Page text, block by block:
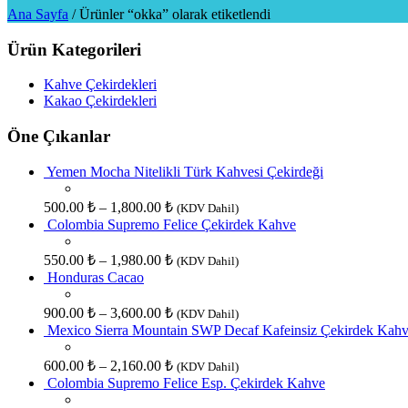
Ana Sayfa /Ürünler “okka” olarak etiketlendi
Ürün Kategorileri
Kahve Çekirdekleri
Kakao Çekirdekleri
Öne Çıkanlar
Yemen Mocha Nitelikli Türk Kahvesi Çekirdeği
500.00 ₺ – 1,800.00 ₺ (KDV Dahil)
Colombia Supremo Felice Çekirdek Kahve
550.00 ₺ – 1,980.00 ₺ (KDV Dahil)
Honduras Cacao
900.00 ₺ – 3,600.00 ₺ (KDV Dahil)
Mexico Sierra Mountain SWP Decaf Kafeinsiz Çekirdek
600.00 ₺ – 2,160.00 ₺ (KDV Dahil)
Colombia Supremo Felice Esp. Çekirdek Kahve